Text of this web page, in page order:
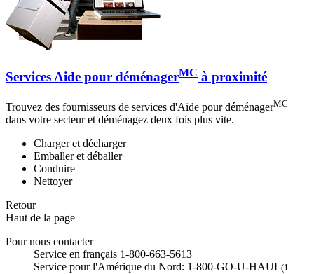
Services Aide pour déménagerMC à proximité
Trouvez des fournisseurs de services d'Aide pour déménagerMC
dans votre secteur et déménagez deux fois plus vite.
Charger et décharger
Emballer et déballer
Conduire
Nettoyer
Retour
Haut de la page
Pour nous contacter
Service en français 1-800-663-5613
Service pour l'Amérique du Nord: 1-800-GO-U-HAUL(1-